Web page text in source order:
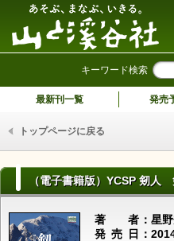
キーワード検索
最新刊一覧 発売
トップページに戻る
（電子書籍版）YCSP 剱人
著者
星
発売日